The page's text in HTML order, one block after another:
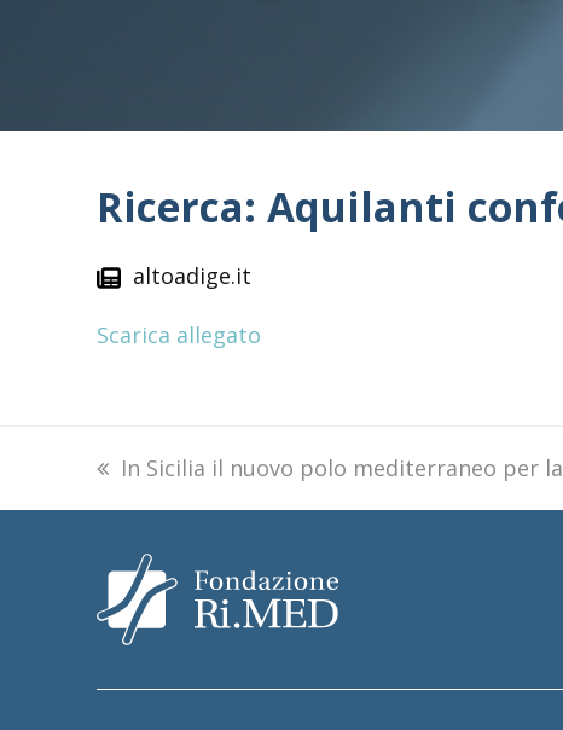
Ricerca: Aquilanti
altoadige.it
Scarica allegato
previous
post:
In Sicilia il nuovo polo mediterraneo per